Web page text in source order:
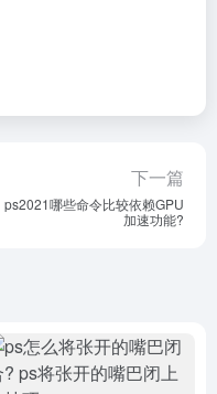
下一篇
ps2021哪些命令比较依赖GPU
加速功能?